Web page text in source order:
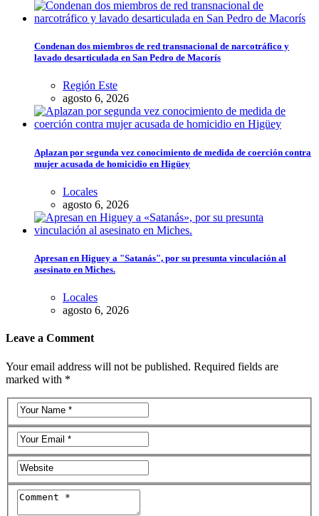
Condenan dos miembros de red transnacional de narcotráfico y
lavado desarticulada en San Pedro de Macorís
Región Este
agosto 6, 2026
Aplazan por segunda vez conocimiento de medida de coerción contra
mujer acusada de homicidio en Higüey
Locales
agosto 6, 2026
Apresan en Higuey a "Satanás", por su presunta vinculación al
asesinato en Miches.
Locales
agosto 6, 2026
Leave a Comment
Your email address will not be published. Required fields are
marked with *